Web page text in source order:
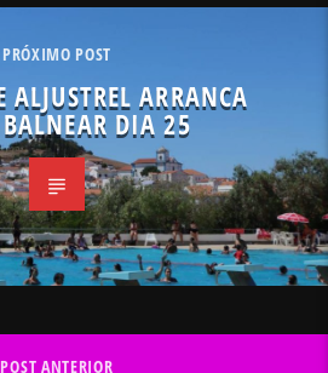
PRÓXIMO POST
ARRANCA
BALNEAR DIA 25
POST ANTERIOR